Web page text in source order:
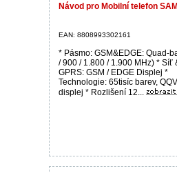
Návod pro Mobilní telefon
EAN: 8808993302161
* Pásmo: GSM&EDGE: Quad-
/ 900 / 1.800 / 1.900 MHz) * Síť
GPRS: GSM / EDGE Displej *
Technologie: 65tisíc barev,
displej * Rozlišení 12...